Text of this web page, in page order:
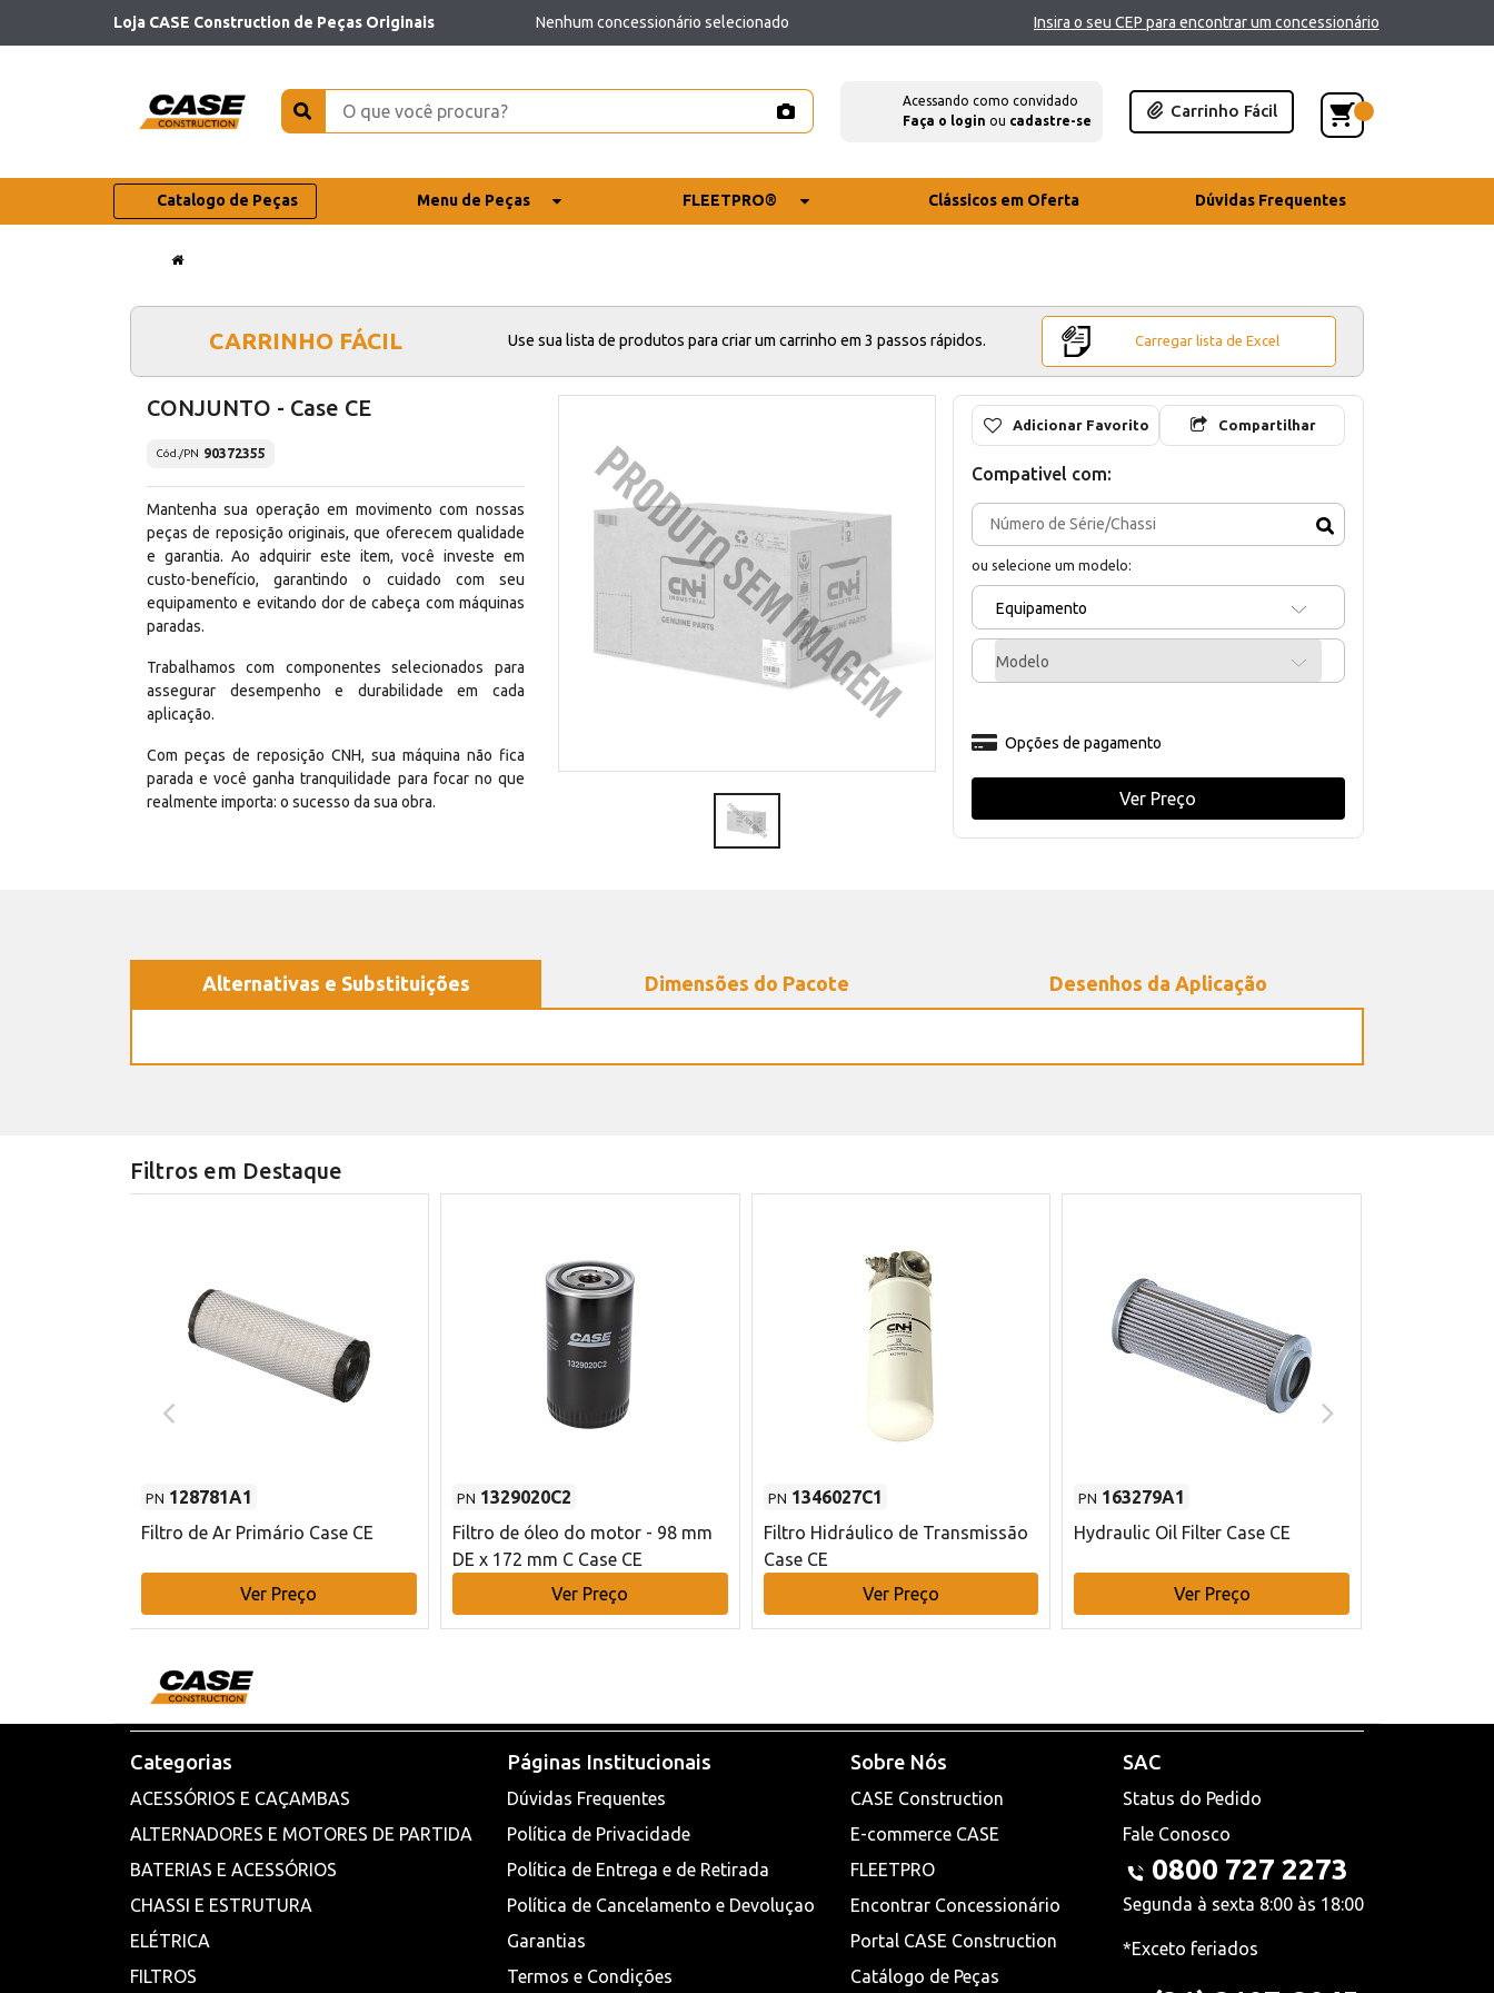
Loja CASE Construction de Peças Originais Nenhum concessionário selecionado Insira o seu CEP para encontrar um concessionário
Acessando como convidado
Faça o login ou cadastre-se
Carrinho Fácil
Catalogo de Peças Menu de Peças FLEETPRO® Clássicos em Oferta Dúvidas Frequentes
CARRINHO FÁCIL Use sua lista de produtos para criar um carrinho em 3 passos rápidos. Carregar lista de Excel
CONJUNTO - Case CE
Cód./PN 90372355
Mantenha sua operação em movimento com nossas
peças de reposição originais, que oferecem qualidade
e garantia. Ao adquirir este item, você investe em
custo-benefício, garantindo o cuidado com seu
equipamento e evitando dor de cabeça com máquinas
paradas.
Trabalhamos com componentes selecionados para
assegurar desempenho e durabilidade em cada
aplicação.
Com peças de reposição CNH, sua máquina não fica
parada e você ganha tranquilidade para focar no que
realmente importa: o sucesso da sua obra.
Adicionar Favorito Compartilhar
Compativel com:
ou selecione um modelo:
Equipamento
Modelo
Opções de pagamento
Ver Preço
Alternativas e Substituições Dimensões do Pacote Desenhos da Aplicação
Filtros em Destaque
PN 128781A1
Filtro de Ar Primário Case CE
Ver Preço
PN 1329020C2
Filtro de óleo do motor - 98 mm
DE x 172 mm C Case CE
Ver Preço
PN 1346027C1
Filtro Hidráulico de Transmissão
Case CE
Ver Preço
PN 163279A1
Hydraulic Oil Filter Case CE
Ver Preço
Categorias
ACESSÓRIOS E CAÇAMBAS
ALTERNADORES E MOTORES DE PARTIDA
BATERIAS E ACESSÓRIOS
CHASSI E ESTRUTURA
ELÉTRICA
FILTROS
Páginas Institucionais
Dúvidas Frequentes
Política de Privacidade
Política de Entrega e de Retirada
Política de Cancelamento e Devoluçao
Garantias
Termos e Condições
Sobre Nós
CASE Construction
E-commerce CASE
FLEETPRO
Encontrar Concessionário
Portal CASE Construction
Catálogo de Peças
SAC
Status do Pedido
Fale Conosco
0800 727 2273
Segunda à sexta 8:00 às 18:00
*Exceto feriados